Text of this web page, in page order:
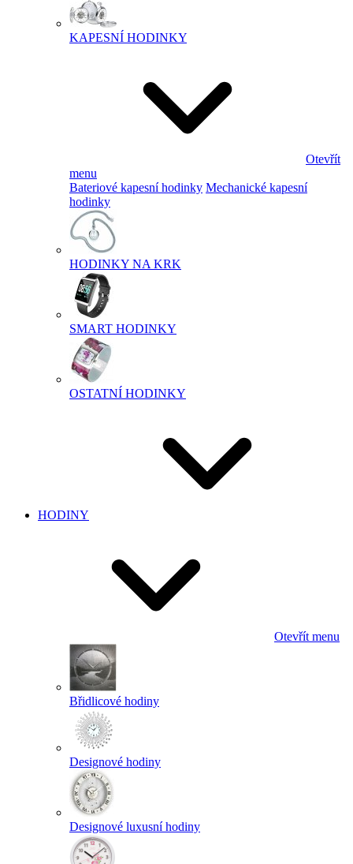
KAPESNÍ HODINKY
Otevřít
menu
Bateriové kapesní hodinky Mechanické kapesní
hodinky
HODINKY NA KRK
SMART HODINKY
OSTATNÍ HODINKY
HODINY
Otevřít menu
Břidlicové hodiny
Designové hodiny
Designové luxusní hodiny